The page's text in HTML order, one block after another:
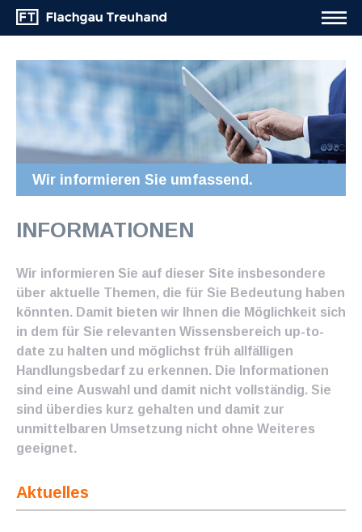
Wir informieren Sie umfassend.
INFORMATIONEN
Wir informieren Sie auf dieser Site insbesondere
über aktuelle Themen, die für Sie Bedeutung haben
könnten. Damit bieten wir Ihnen die Möglichkeit sich
in dem für Sie relevanten Wissensbereich up-to-
date zu halten und möglichst früh allfälligen
Handlungsbedarf zu erkennen. Die Informationen
sind eine Auswahl und damit nicht vollständig. Sie
sind überdies kurz gehalten und damit zur
unmittelbaren Umsetzung nicht ohne Weiteres
geeignet.
Aktuelles